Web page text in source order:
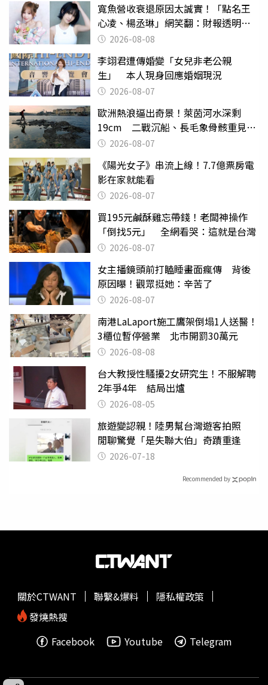
寬魚營收衰退原因太誠實！「點名王
心凌、楊丞琳」網笑翻：財報透明度
滿分2026-08-08
李翊君遭傳婚變「女兒非老公親
生」 本人現身回應婚姻現況
2026-08-07
歐洲熱浪逼出奇景！萊茵河水深剩
19cm 二戰沉船、長毛象骨骸重見天
日 2026-08-07
《陽光女子》串流上線！7.7億票房電
影在家就能看
2026-08-07
買195元鹹酥雞忘帶錢！老闆神操作
「倒找5元」 全網看哭：這就是台灣
2026-08-07
女主播鏡頭前打瞌睡畫面瘋傳 背後
原因曝！觀眾挺她：辛苦了
2026-08-07
南港LaLaport施工鷹架倒塌1人送醫！
3櫃位暫停營業 北市開罰30萬元
2026-08-08
台大教授性騷擾2女研究生！不服解聘
2年爭4年 結局出爐
2026-08-05
旅遊變認親！陸男幫台灣遊客拍照
閒聊驚覺「是失聯大伯」奇蹟重逢
2026-07-18
Recommended by
關於CTWANT 聯繫&爆料
隱私權政策
發燒熱搜
Facebook
Youtube Telegram